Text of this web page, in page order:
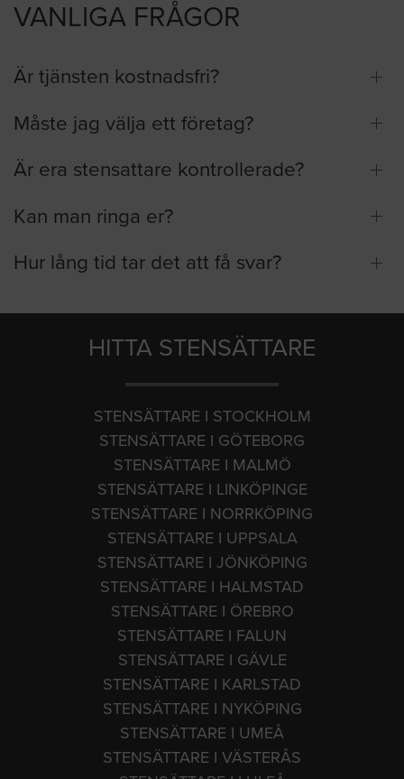
VANLIGA FRÅGOR
Är tjänsten kostnadsfri?
Måste jag välja ett företag?
Är era stensattare kontrollerade?
Kan man ringa er?
Hur lång tid tar det att få svar?
HITTA STENSÄTTARE
STENSÄTTARE I STOCKHOLM
STENSÄTTARE I GÖTEBORG
STENSÄTTARE I MALMÖ
STENSÄTTARE I LINKÖPINGE
STENSÄTTARE I NORRKÖPING
STENSÄTTARE I UPPSALA
STENSÄTTARE I JÖNKÖPING
STENSÄTTARE I HALMSTAD
STENSÄTTARE I ÖREBRO
STENSÄTTARE I FALUN
STENSÄTTARE I GÄVLE
STENSÄTTARE I KARLSTAD
STENSÄTTARE I NYKÖPING
STENSÄTTARE I UMEÅ
STENSÄTTARE I VÄSTERÅS